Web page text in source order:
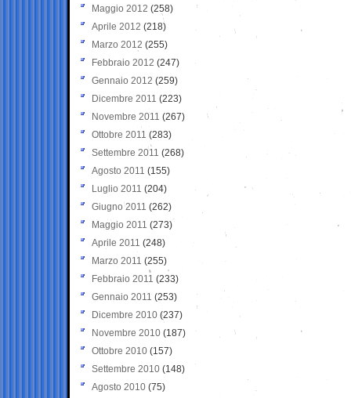
Maggio 2012 (258)
Aprile 2012 (218)
Marzo 2012 (255)
Febbraio 2012 (247)
Gennaio 2012 (259)
Dicembre 2011 (223)
Novembre 2011 (267)
Ottobre 2011 (283)
Settembre 2011 (268)
Agosto 2011 (155)
Luglio 2011 (204)
Giugno 2011 (262)
Maggio 2011 (273)
Aprile 2011 (248)
Marzo 2011 (255)
Febbraio 2011 (233)
Gennaio 2011 (253)
Dicembre 2010 (237)
Novembre 2010 (187)
Ottobre 2010 (157)
Settembre 2010 (148)
Agosto 2010 (75)